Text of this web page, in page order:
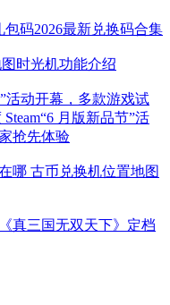
码2026最新兑换码合集
时光机功能介绍
活动开幕，多款游戏试
月版新品节”活
抢先体验
哪 古币兑换机位置地图
真三国无双天下》定档